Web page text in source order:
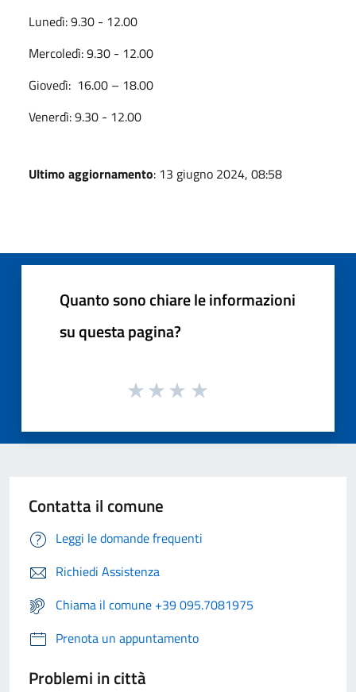
Lunedì: 9.30 - 12.00
Mercoledì: 9.30 - 12.00
Giovedì: 16.00 – 18.00
Venerdì: 9.30 - 12.00
Ultimo aggiornamento: 13 giugno 2024, 08:58
Quanto sono chiare le informazioni
su questa pagina?
Contatta il comune
Leggi le domande frequenti
Richiedi Assistenza
Chiama il comune +39 095.7081975
Prenota un appuntamento
Problemi in città